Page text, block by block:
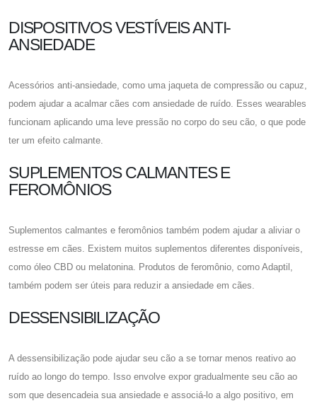
DISPOSITIVOS VESTÍVEIS ANTI-
ANSIEDADE
Acessórios anti-ansiedade, como uma jaqueta de compressão ou capuz,
podem ajudar a acalmar cães com ansiedade de ruído. Esses wearables
funcionam aplicando uma leve pressão no corpo do seu cão, o que pode
ter um efeito calmante.
SUPLEMENTOS CALMANTES E
FEROMÔNIOS
Suplementos calmantes e feromônios também podem ajudar a aliviar o
estresse em cães. Existem muitos suplementos diferentes disponíveis,
como óleo CBD ou melatonina. Produtos de feromônio, como Adaptil,
também podem ser úteis para reduzir a ansiedade em cães.
DESSENSIBILIZAÇÃO
A dessensibilização pode ajudar seu cão a se tornar menos reativo ao
ruído ao longo do tempo. Isso envolve expor gradualmente seu cão ao
som que desencadeia sua ansiedade e associá-lo a algo positivo, em